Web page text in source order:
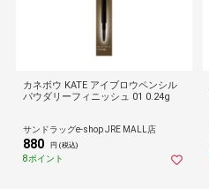
カネボウ KATE アイブロウペンシル
パウダリーフィニッシュ 01 0.24g
サンドラッグe-shop JRE MALL店
880 円 (税込)
8ポイント